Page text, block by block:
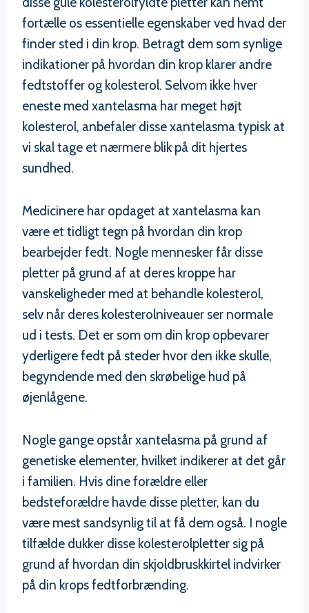
fortælle os essentielle egenskaber ved hvad der
finder sted i din krop. Betragt dem som synlige
indikationer på hvordan din krop klarer andre
fedtstoffer og kolesterol. Selvom ikke hver
eneste med xantelasma har meget højt
kolesterol, anbefaler disse xantelasma typisk at
vi skal tage et nærmere blik på dit hjertes
sundhed.
Medicinere har opdaget at xantelasma kan
være et tidligt tegn på hvordan din krop
bearbejder fedt. Nogle mennesker får disse
pletter på grund af at deres kroppe har
vanskeligheder med at behandle kolesterol,
selv når deres kolesterolniveauer ser normale
ud i tests. Det er som om din krop opbevarer
yderligere fedt på steder hvor den ikke skulle,
begyndende med den skrøbelige hud på
øjenlågene.
Nogle gange opstår xantelasma på grund af
genetiske elementer, hvilket indikerer at det går
i familien. Hvis dine forældre eller
bedsteforældre havde disse pletter, kan du
være mest sandsynlig til at få dem også. I nogle
tilfælde dukker disse kolesterolpletter sig på
grund af hvordan din skjoldbruskkirtel indvirker
på din krops fedtforbrænding.